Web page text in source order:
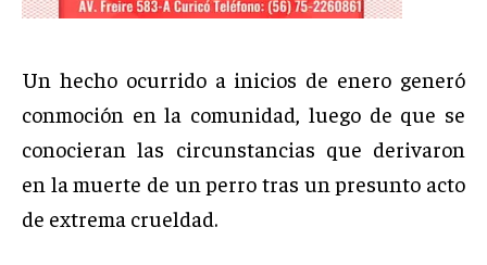
Un hecho ocurrido a inicios de enero generó
conmoción en la comunidad, luego de que se
conocieran las circunstancias que derivaron
en la muerte de un perro tras un presunto acto
de extrema crueldad.